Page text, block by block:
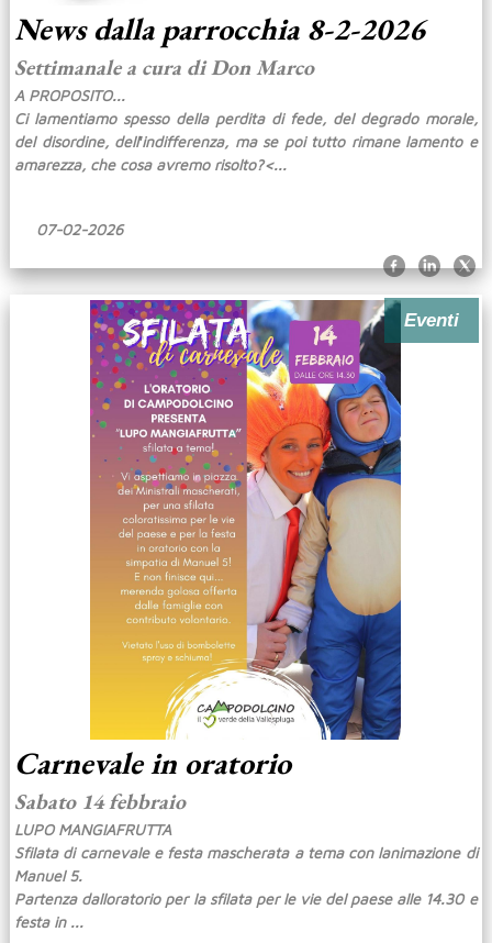
News dalla parrocchia 8-2-2026
Settimanale a cura di Don Marco
A PROPOSITO...
Ci lamentiamo spesso della perdita di fede, del degrado morale,
del disordine, dell′indifferenza, ma se poi tutto rimane lamento e
amarezza, che cosa avremo risolto?<...
07-02-2026
Eventi
Carnevale in oratorio
Sabato 14 febbraio
LUPO MANGIAFRUTTA
Sfilata di carnevale e festa mascherata a tema con lanimazione di
Manuel 5.
Partenza dalloratorio per la sfilata per le vie del paese alle 14.30 e
festa in ...